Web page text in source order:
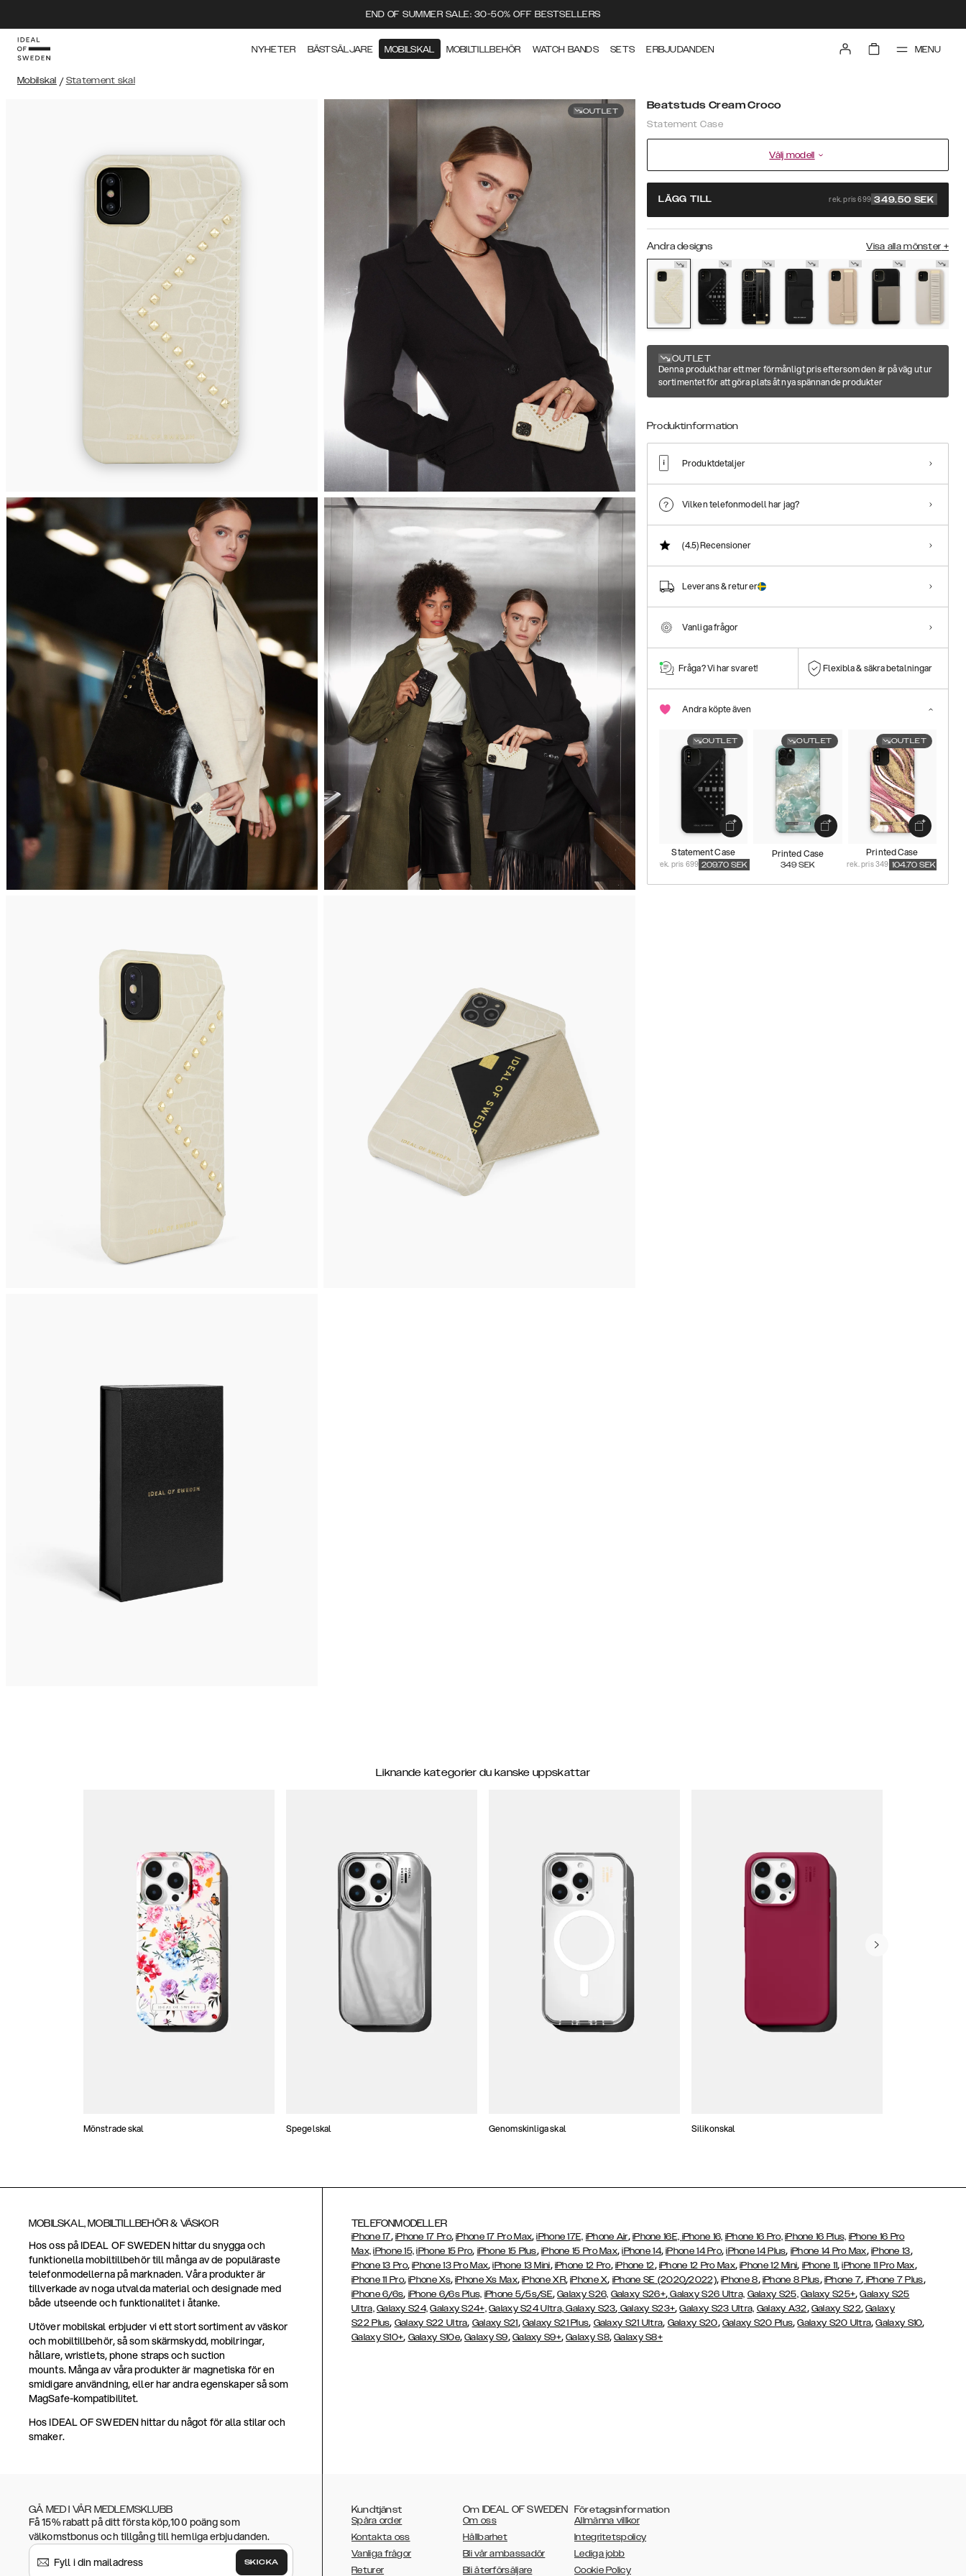
END OF SUMMER SALE: 30-50% OFF BESTSELLERS
NYHETER BÄSTSÄLJARE MOBILSKAL MOBILTILLBEHÖR WATCH BANDS SETS ERBJUDANDEN MENU
Mobilskal / Statement skal
OUTLET Beatstuds Cream Croco
Statement Case
Välj modell
LÄGG TILL rek. pris 699 349.50 SEK
Andra designs Visa alla mönster +
OUTLET
Denna produkt har ett mer förmånligt pris eftersom den är på väg ut ur
sortimentet för att göra plats åt nya spännande produkter
Produktinformation
Produktdetaljer
Vilken telefonmodell har jag?
(4.5)Recensioner
Leverans & returer
Vanliga frågor
Fråga? Vi har svaret! Flexibla & säkra betalningar
Andra köpte även
OUTLET
Statement Case
rek. pris 699 209.70 SEK
OUTLET
Printed Case
349 SEK
OUTLET
Printed Case
rek. pris 349 104.70 SEK
Liknande kategorier du kanske uppskattar
Mönstrade skal Spegelskal Genomskinliga skal Silikonskal
MOBILSKAL, MOBILTILLBEHÖR & VÄSKOR
Hos oss på IDEAL OF SWEDEN hittar du snygga och
funktionella mobiltillbehör till många av de populäraste
telefonmodellerna på marknaden. Våra produkter är
tillverkade av noga utvalda material och designade med
både utseende och funktionalitet i åtanke.
Utöver mobilskal erbjuder vi ett stort sortiment av väskor
och mobiltillbehör, så som skärmskydd, mobilringar,
hållare, wristlets, phone straps och suction
mounts. Många av våra produkter är magnetiska för en
smidigare användning, eller har andra egenskaper så som
MagSafe-kompatibilitet.
Hos IDEAL OF SWEDEN hittar du något för alla stilar och
smaker.
TELEFONMODELLER
iPhone 17, iPhone 17 Pro,iPhone 17 Pro Max,iPhone 17E, iPhone Air, iPhone 16E, iPhone 16, iPhone 16 Pro, iPhone 16 Plus, iPhone 16 Pro
Max, iPhone 15, iPhone 15 Pro, iPhone 15 Plus, iPhone 15 Pro Max,iPhone 14,iPhone 14 Pro,iPhone 14 Plus, iPhone 14 Pro Max, iPhone 13,
iPhone 13 Pro,iPhone 13 Pro Max,iPhone 13 Mini, iPhone 12 Pro, iPhone 12, iPhone 12 Pro Max,iPhone 12 Mini, iPhone 11,iPhone 11 Pro Max,
iPhone 11 Pro,iPhone Xs,iPhone Xs Max,iPhone XR,iPhone X, iPhone SE (2020/2022),iPhone 8, iPhone 8 Plus, iPhone 7, iPhone 7 Plus,
iPhone 6/6s, iPhone 6/6s Plus, iPhone 5/5s/SE,Galaxy S26, Galaxy S26+,Galaxy S26 Ultra, Galaxy S25, Galaxy S25+,Galaxy S25
Ultra, Galaxy S24, Galaxy S24+, Galaxy S24 Ultra, Galaxy S23, Galaxy S23+,Galaxy S23 Ultra, Galaxy A32, Galaxy S22,Galaxy
S22 Plus, Galaxy S22 Ultra, Galaxy S21, Galaxy S21 Plus, Galaxy S21 Ultra, Galaxy S20, Galaxy S20 Plus,Galaxy S20 Ultra,Galaxy S10,
Galaxy S10+, Galaxy S10e,Galaxy S9, Galaxy S9+,Galaxy S8,Galaxy S8+
GÅ MED I VÅR MEDLEMSKLUBB
Få 15% rabatt på ditt första köp,100 poäng som
välkomstbonus och tillgång till hemliga erbjudanden.
SKICKA
Kundtjänst
Spåra order
Kontakta oss
Vanliga frågor
Returer
Om IDEAL OF SWEDEN
Om oss
Hållbarhet
Bli vår ambassadör
Bli återförsäljare
Företagsinformation
Allmänna villkor
Integritetspolicy
Lediga jobb
Cookie Policy